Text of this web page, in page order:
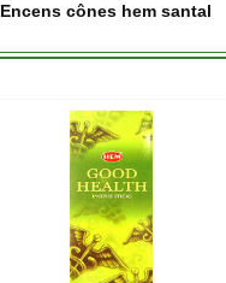
Encens cônes hem santal